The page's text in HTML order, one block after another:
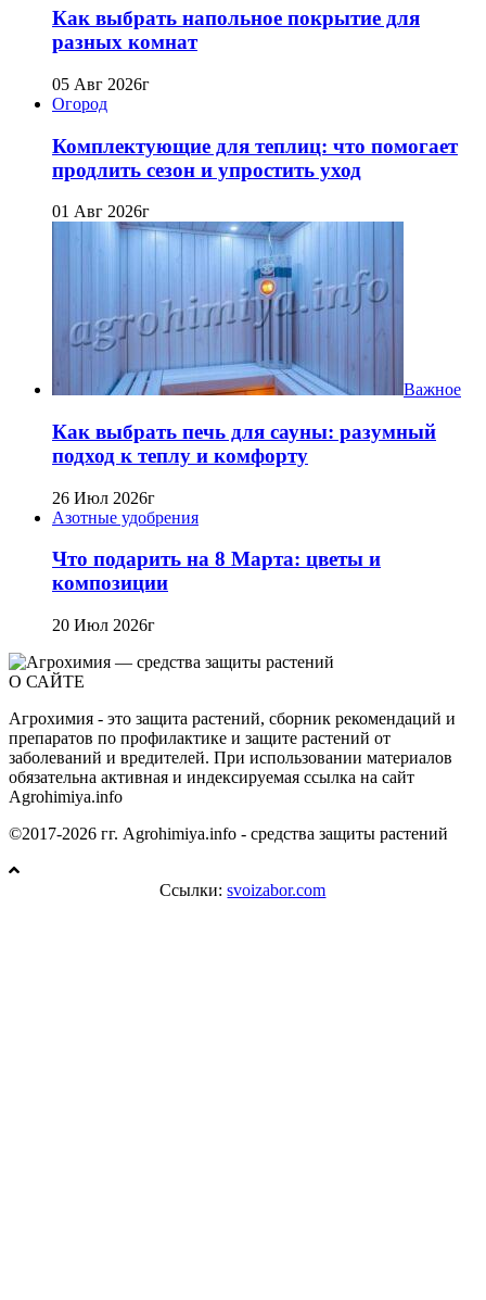
Как выбрать напольное покрытие для
разных комнат
05 Авг 2026г
Огород
Комплектующие для теплиц: что помогает
продлить сезон и упростить уход
01 Авг 2026г
Важное
Как выбрать печь для сауны: разумный
подход к теплу и комфорту
26 Июл 2026г
Азотные удобрения
Что подарить на 8 Марта: цветы и
композиции
20 Июл 2026г
О САЙТЕ
Агрохимия - это защита растений, сборник рекомендаций и
препаратов по профилактике и защите растений от
заболеваний и вредителей. При использовании материалов
обязательна активная и индексируемая ссылка на сайт
Agrohimiya.info
©2017-2026 гг. Agrohimiya.info - средства защиты растений
Ссылки:svoizabor.com